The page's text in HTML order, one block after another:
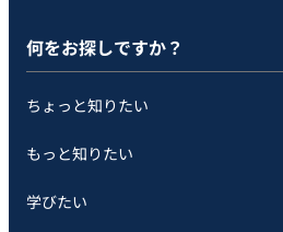
何をお探しですか？
ちょっと知りたい
もっと知りたい
学びたい